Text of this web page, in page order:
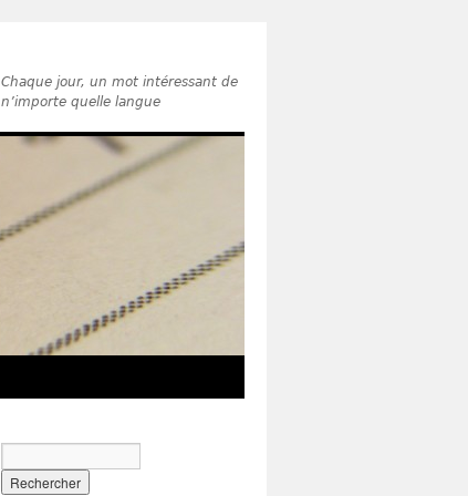
Chaque jour, un mot intéressant de
n’importe quelle langue